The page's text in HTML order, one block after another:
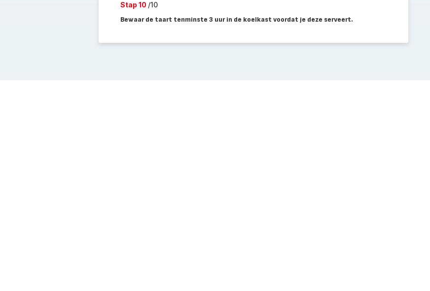
Stap 10 /10
Bewaar de taart tenminste 3 uur in de koelkast voordat je deze serveert.